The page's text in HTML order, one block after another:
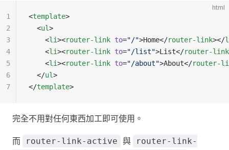
html
<template>
  <
ul>
    <
li><router-link to="/">Home</router-link></
    <
li><router-link to="/list">List</router-link
    <
li><router-link to="/about">About</router-
  </
ul>
</template>
1
2
3
4
5
6
7
完全不用對任何東西加工即可使用。
而 router-link-active 與
router-link-